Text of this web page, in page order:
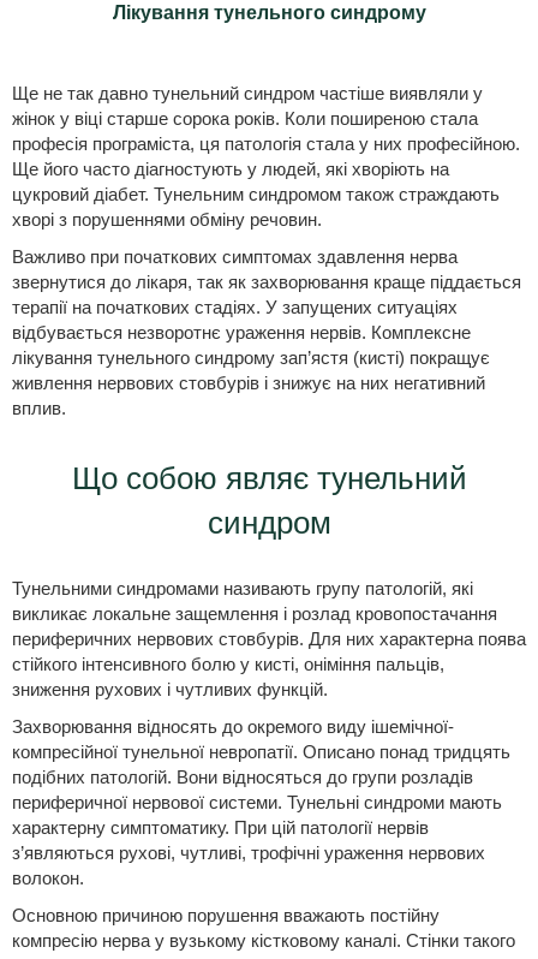
Лікування тунельного синдрому
Ще не так давно тунельний синдром частіше виявляли у
жінок у віці старше сорока років. Коли поширеною стала
професія програміста, ця патологія стала у них професійною.
Ще його часто діагностують у людей, які хворіють на
цукровий діабет. Тунельним синдромом також страждають
хворі з порушеннями обміну речовин.
Важливо при початкових симптомах здавлення нерва
звернутися до лікаря, так як захворювання краще піддається
терапії на початкових стадіях. У запущених ситуаціях
відбувається незворотнє ураження нервів. Комплексне
лікування тунельного синдрому зап’ястя (кисті) покращує
живлення нервових стовбурів і знижує на них негативний
вплив.
Що собою являє тунельний
синдром
Тунельними синдромами називають групу патологій, які
викликає локальне защемлення і розлад кровопостачання
периферичних нервових стовбурів. Для них характерна поява
стійкого інтенсивного болю у кисті, оніміння пальців,
зниження рухових і чутливих функцій.
Захворювання відносять до окремого виду ішемічної-
компресійної тунельної невропатії. Описано понад тридцять
подібних патологій. Вони відносяться до групи розладів
периферичної нервової системи. Тунельні синдроми мають
характерну симптоматику. При цій патології нервів
з’являються рухові, чутливі, трофічні ураження нервових
волокон.
Основною причиною порушення вважають постійну
компресію нерва у вузькому кістковому каналі. Стінки такого